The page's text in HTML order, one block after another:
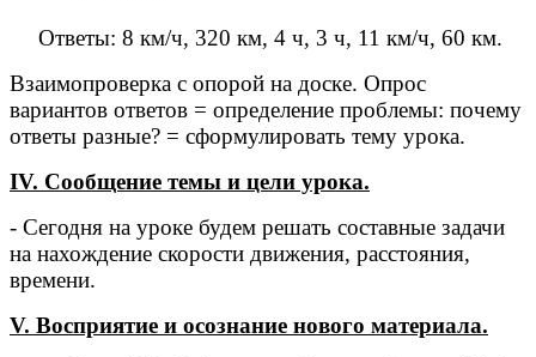
Ответы: 8 км/ч, 320 км, 4 ч, 3 ч, 11 км/ч, 60 км.
Взаимопроверка с опорой на доске. Опрос
вариантов ответов = определение проблемы: почему
ответы разные? = сформулировать тему урока.
ІV. Сообщение темы и цели урока.
- Сегодня на уроке будем решать составные задачи
на нахождение скорости движения, расстояния,
времени.
V. Восприятие и осознание нового материала.